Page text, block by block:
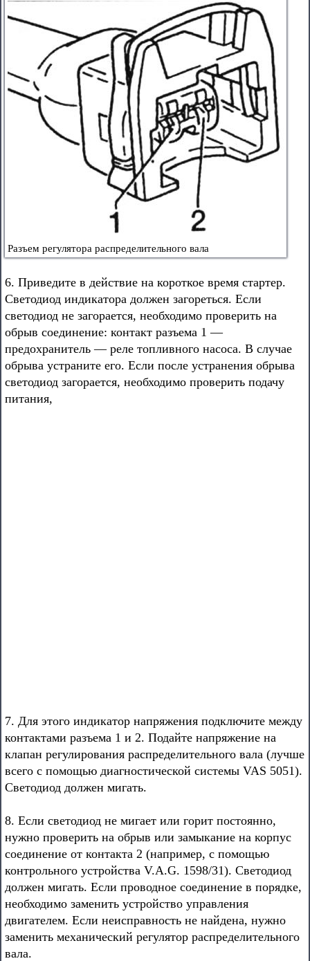
Разъем регулятора распределительного вала
6. Приведите в действие на короткое время стартер.
Светодиод индикатора должен загореться. Если
светодиод не загорается, необходимо проверить на
обрыв соединение: контакт разъема 1 —
предохранитель — реле топливного насоса. В случае
обрыва устраните его. Если после устранения обрыва
светодиод загорается, необходимо проверить подачу
питания,
7. Для этого индикатор напряжения подключите между
контактами разъема 1 и 2. Подайте напряжение на
клапан регулирования распределительного вала (лучше
всего с помощью диагностической системы VAS 5051).
Светодиод должен мигать.
8. Если светодиод не мигает или горит постоянно,
нужно проверить на обрыв или замыкание на корпус
соединение от контакта 2 (например, с помощью
контрольного устройства V.A.G. 1598/31). Светодиод
должен мигать. Если проводное соединение в порядке,
необходимо заменить устройство управления
двигателем. Если неисправность не найдена, нужно
заменить механический регулятор распределительного
вала.